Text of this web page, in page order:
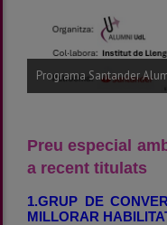
Programa Santander
Preu especial
a recent titulats
1.GRUP DE
MILLORAR